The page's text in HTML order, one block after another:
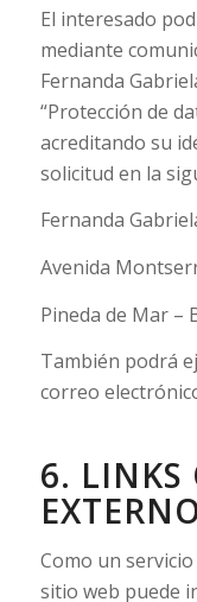
El interesado
mediante
Fernanda
“Protección de
acreditando su
solicitud en la
Fernanda
Avenida
Pineda de Mar –
También podrá
correo
6. LINKS
Como un
sitio web puede